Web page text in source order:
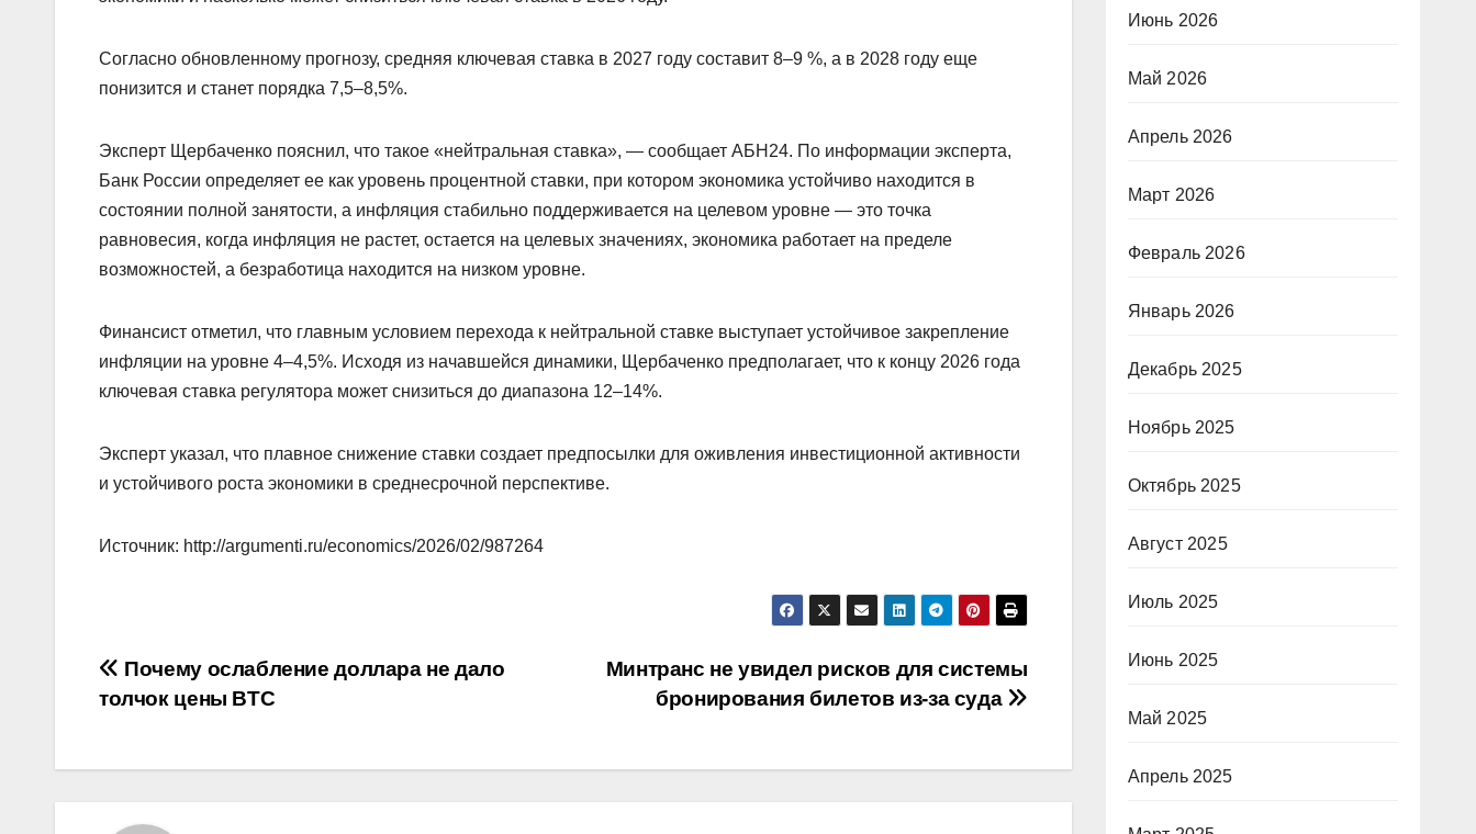
Согласно обновленному прогнозу, средняя ключевая ставка в 2027 году составит 8–9 %, а в 2028 году еще
понизится и станет порядка 7,5–8,5%.
Эксперт Щербаченко пояснил, что такое «нейтральная ставка», — сообщает АБН24. По информации эксперта,
Банк России определяет ее как уровень процентной ставки, при котором экономика устойчиво находится в
состоянии полной занятости, а инфляция стабильно поддерживается на целевом уровне — это точка
равновесия, когда инфляция не растет, остается на целевых значениях, экономика работает на пределе
возможностей, а безработица находится на низком уровне.
Финансист отметил, что главным условием перехода к нейтральной ставке выступает устойчивое закрепление
инфляции на уровне 4–4,5%. Исходя из начавшейся динамики, Щербаченко предполагает, что к концу 2026 года
ключевая ставка регулятора может снизиться до диапазона 12–14%.
Эксперт указал, что плавное снижение ставки создает предпосылки для оживления инвестиционной активности
и устойчивого роста экономики в среднесрочной перспективе.
Источник: http://argumenti.ru/economics/2026/02/987264
Навигация
записям
Минтранс не увидел рисков для системы
бронирования билетов из-за суда
Почему ослабление доллара не дало
толчок цены BTC
Июнь 2026
Май 2026
Апрель 2026
Март 2026
Февраль 2026
Январь 2026
Декабрь 2025
Ноябрь 2025
Октябрь 2025
Август 2025
Июль 2025
Июнь 2025
Май 2025
Апрель 2025